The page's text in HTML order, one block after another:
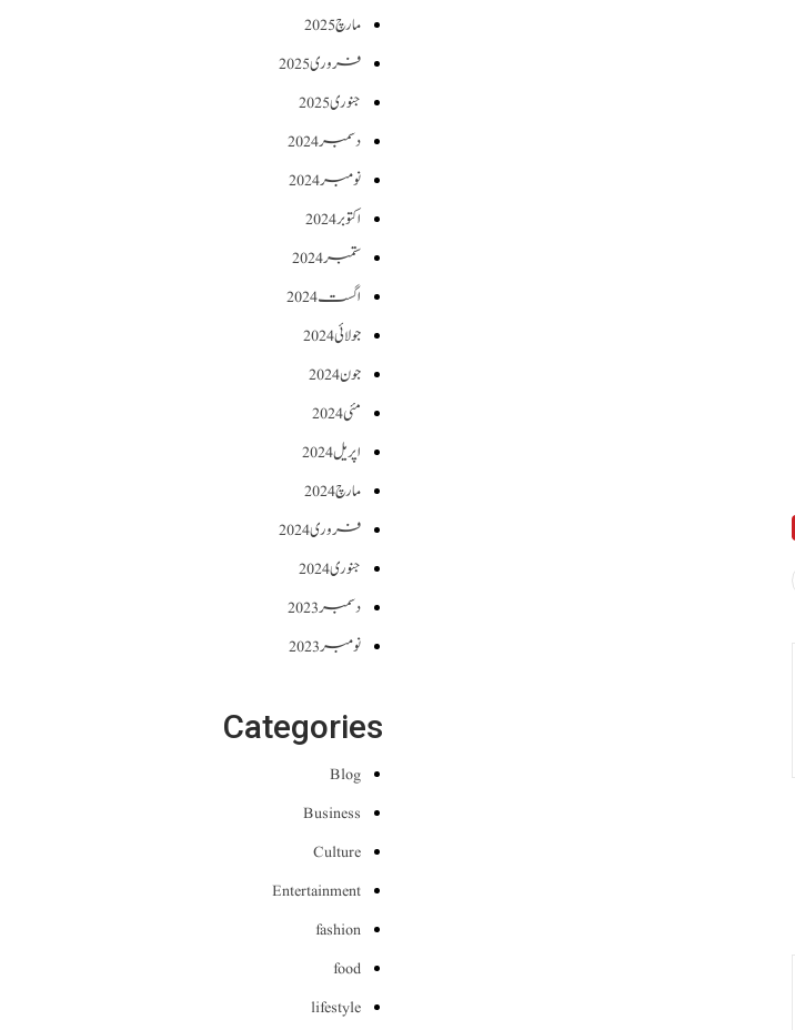
مارچ 2025
فروری 2025
جنوری 2025
دسمبر 2024
نومبر 2024
اکتوبر 2024
ستمبر 2024
اگست 2024
جولائی 2024
جون 2024
مئی 2024
اپریل 2024
مارچ 2024
فروری 2024
جنوری 2024
دسمبر 2023
نومبر 2023
Categories
Blog
Business
Culture
Entertainment
fashion
food
lifestyle